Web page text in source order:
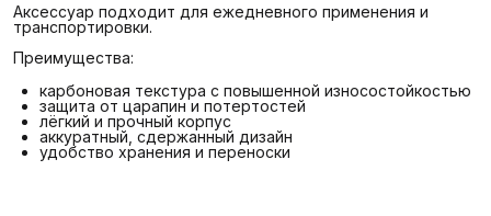
Аксессуар подходит для ежедневного применения и
транспортировки.
Преимущества:
карбоновая текстура с повышенной износостойкостью
защита от царапин и потертостей
лёгкий и прочный корпус
аккуратный, сдержанный дизайн
удобство хранения и переноски